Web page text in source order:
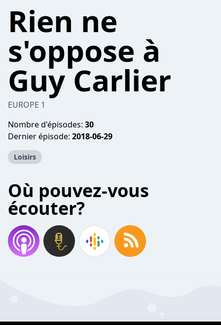
Rien ne
s'oppose à
Guy Carlier
EUROPE 1
Nombre d'épisodes: 30
Dernier épisode: 2018-06-29
Loisirs
Où pouvez-vous
écouter?